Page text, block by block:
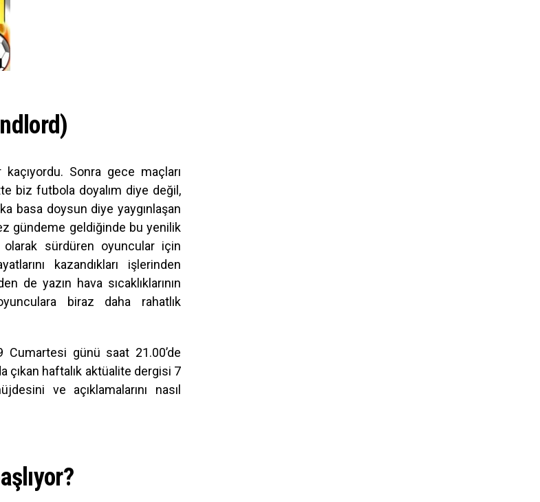
Sonra gece maçları
biz futbola doyalım diye değil,
basa doysun diye yaygınlaşan
gündeme geldiğinde bu yenilik
olarak sürdüren oyuncular için
kazandıkları işlerinden
de yazın hava sıcaklıklarının
biraz daha rahatlık
günü saat 21.00’de
çıkan haftalık aktüalite dergisi 7
ve açıklamalarını nasıl